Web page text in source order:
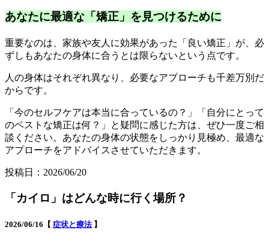
あなたに最適な「矯正」を見つけるために
重要なのは、家族や友人に効果があった「良い矯正」が、必
ずしもあなたの身体に合うとは限らないという点です。
人の身体はそれぞれ異なり、必要なアプローチも千差万別だ
からです。
「今のセルフケアは本当に合っているの？」「自分にとって
のベストな矯正は何？」と疑問に感じた方は、ぜひ一度ご相
談ください。あなたの身体の状態をしっかり見極め、最適な
アプローチをアドバイスさせていただきます。
投稿日：2026/06/20
「カイロ」はどんな時に行く場所？
2026/06/16【 症状と療法】